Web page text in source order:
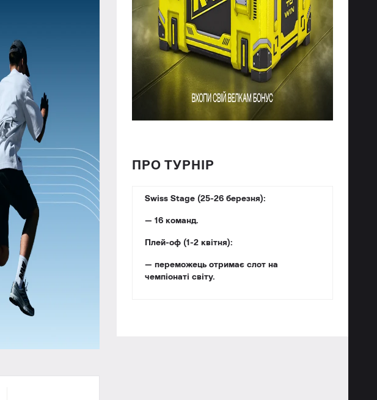
ПРО ТУРНІР
Swiss Stage (25-26 березня):
— 16 команд.
Плей-оф (1-2 квітня):
— переможець отримає слот на
чемпіонаті світу.